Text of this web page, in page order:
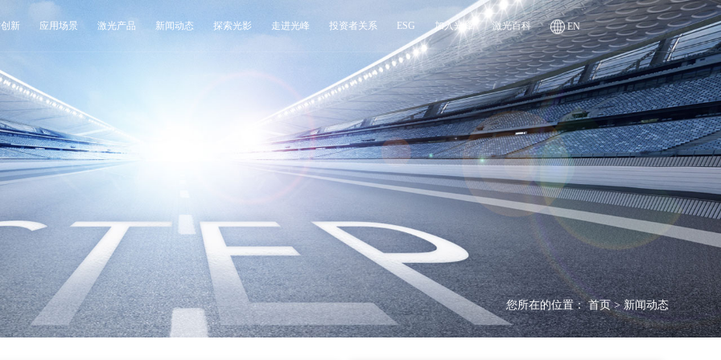
新 应用场景 激光产品 新闻动态 探索光影 走进光峰 投资者关系 ESG 加入光峰 激光百科 EN
您所在的位置： 首页 > 新闻动态